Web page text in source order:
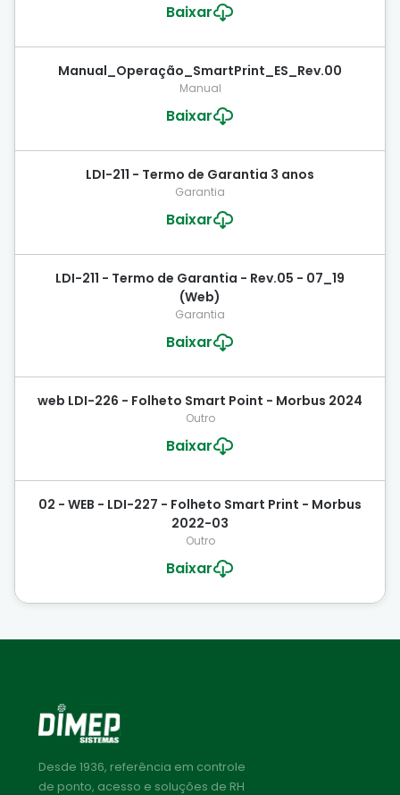
Baixar
Manual_Operação_SmartPrint_ES_Rev.00
Manual
Baixar
LDI-211 - Termo de Garantia 3 anos
Garantia
Baixar
LDI-211 - Termo de Garantia - Rev.05 - 07_19
(Web)
Garantia
Baixar
web LDI-226 - Folheto Smart Point - Morbus 2024
Outro
Baixar
02 - WEB - LDI-227 - Folheto Smart Print - Morbus
2022-03
Outro
Baixar
Desde 1936, referência em controle
de ponto, acesso e soluções de RH